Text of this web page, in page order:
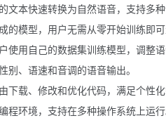
文本快速转换为自然语音，支持多种
的模型，用户无需从零开始训练即可
使用自己的数据集训练模型，调整语
别、语速和音调的语音输出。
下载、修改和优化代码，满足个性化
程环境，支持在多种操作系统上运行